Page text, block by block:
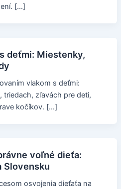
[…]
deťmi: Miestenky,
vlakom s deťmi:
triedach, zľavách pre deti,
kočíkov. […]
voľné dieťa:
Slovensku
osvojenia dieťaťa na